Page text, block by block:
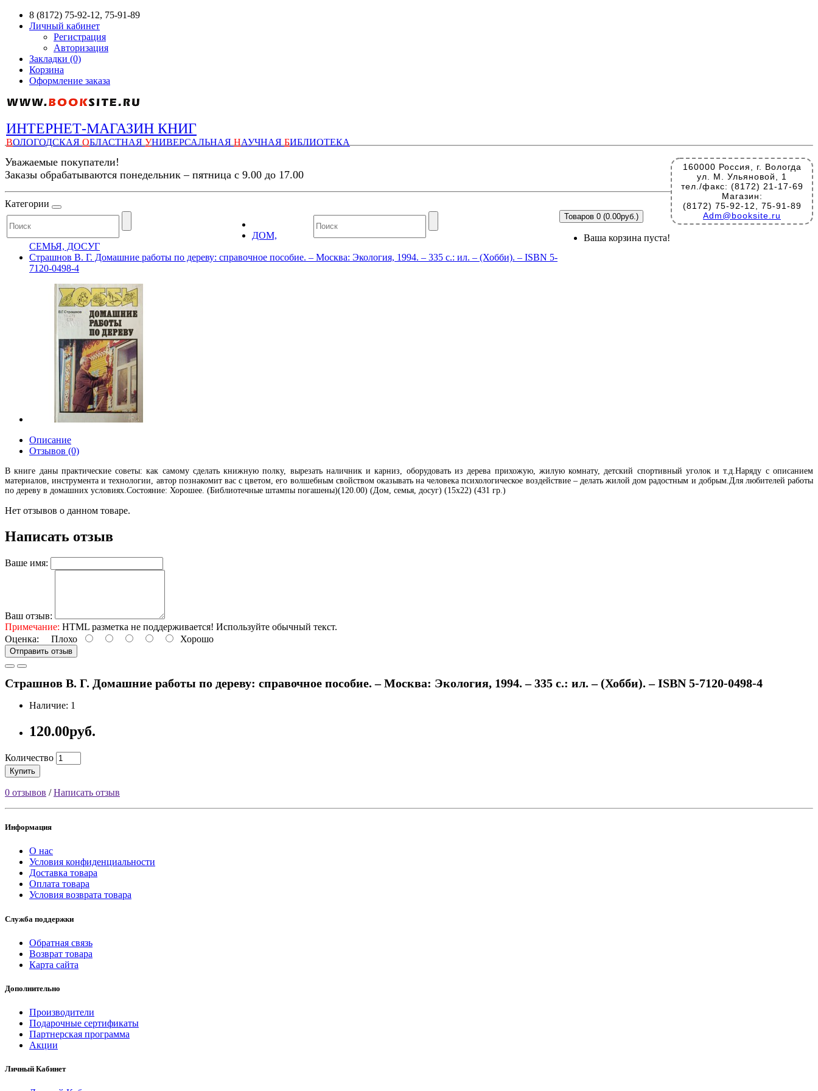
8 (8172) 75-92-12, 75-91-89
Личный кабинет
Регистрация
Авторизация
Закладки (0)
Корзина
Оформление заказа
ИНТЕРНЕТ-МАГАЗИН КНИГ
ВОЛОГОДСКАЯ ОБЛАСТНАЯ УНИВЕРСАЛЬНАЯ НАУЧНАЯ БИБЛИОТЕКА
160000 Россия, г. Вологда
ул. М. Ульяновой, 1
тел./факс: (8172) 21-17-69
Магазин:
(8172) 75-92-12, 75-91-89
Adm@booksite.ru
Уважаемые покупатели!
Заказы обрабатываются понедельник – пятница с 9.00 до 17.00
Категории
Товаров 0 (0.00руб.)
Ваша корзина пуста!
ДОМ,
СЕМЬЯ, ДОСУГ
Страшнов В. Г. Домашние работы по дереву: справочное пособие. – Москва: Экология, 1994. – 335 с.: ил. – (Хобби). – ISBN 5-
7120-0498-4
Описание
Отзывов (0)
В книге даны практические советы: как самому сделать книжную полку, вырезать наличник и карниз, оборудовать из дерева прихожую, жилую комнату, детский спортивный уголок и т.д.Наряду с описанием
материалов, инструмента и технологии, автор познакомит вас с цветом, его волшебным свойством оказывать на человека психологическое воздействие – делать жилой дом радостным и добрым.Для любителей работы
по дереву в домашних условиях.Состояние: Хорошее. (Библиотечные штампы погашены)(120.00) (Дом, семья, досуг) (15х22) (431 гр.)
Нет отзывов о данном товаре.
Написать отзыв
Ваше имя:
Ваш отзыв:
Примечание: HTML разметка не поддерживается! Используйте обычный текст.
Оценка: Плохо Хорошо
Отправить отзыв
Страшнов В. Г. Домашние работы по дереву: справочное пособие. – Москва: Экология, 1994. – 335 с.: ил. – (Хобби). – ISBN 5-7120-0498-4
Наличие: 1
120.00руб.
Количество
Купить
0 отзывов /Написать отзыв
Информация
О нас
Условия конфиденциальности
Доставка товара
Оплата товара
Условия возврата товара
Служба поддержки
Обратная связь
Возврат товара
Карта сайта
Дополнительно
Производители
Подарочные сертификаты
Партнерская программа
Акции
Личный Кабинет